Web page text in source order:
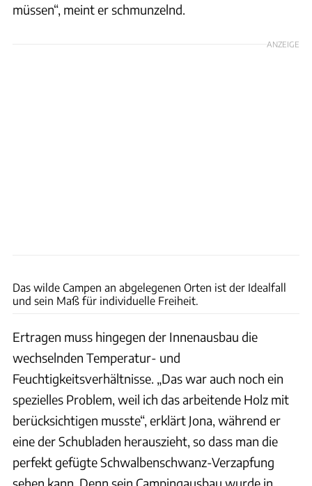
müssen“, meint er schmunzelnd.
ANZEIGE
Das wilde Campen an abgelegenen Orten ist der Idealfall
und sein Maß für individuelle Freiheit.
Ertragen muss hingegen der Innenausbau die
wechselnden Temperatur- und
Feuchtigkeitsverhältnisse. „Das war auch noch ein
spezielles Problem, weil ich das arbeitende Holz mit
berücksichtigen musste“, erklärt Jona, während er
eine der Schubladen herauszieht, so dass man die
perfekt gefügte Schwalbenschwanz-Verzapfung
sehen kann. Denn sein Campingausbau wurde in